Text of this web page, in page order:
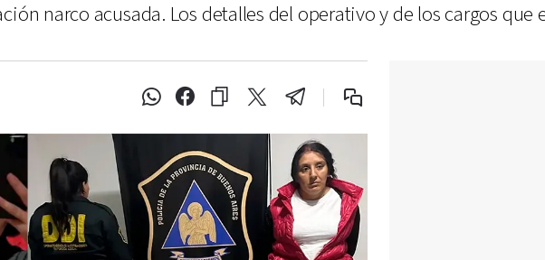
narco acusada. Los detalles del operativo y de los cargos que